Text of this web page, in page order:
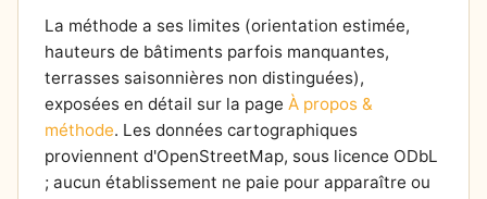
La méthode a ses limites (orientation estimée,
hauteurs de bâtiments parfois manquantes,
terrasses saisonnières non distinguées),
exposées en détail sur la page À propos &
méthode. Les données cartographiques
proviennent d'OpenStreetMap, sous licence ODbL
; aucun établissement ne paie pour apparaître ou